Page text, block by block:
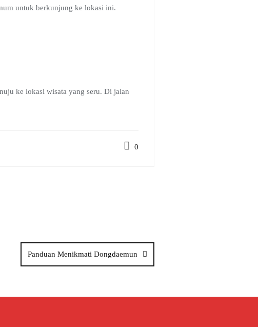
untuk berkunjung ke lokasi ini.
ke lokasi wisata yang seru. Di jalan
0
Panduan Menikmati Dongdaemun